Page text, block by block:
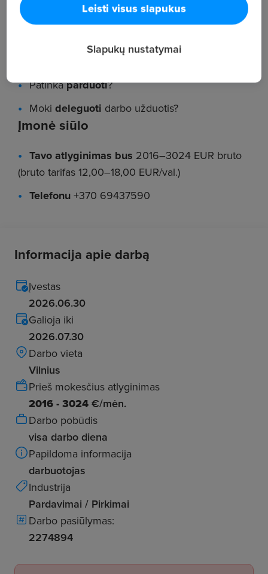
Organizuoti skyriaus darbą ir jam vadovauti
Reikalavimai
Patinkaparduoti?
Moki deleguoti darbo užduotis?
Įmonė siūlo
Tavo atlyginimas bus 2016–3024 EUR bruto
(bruto tarifas 12,00–18,00 EUR/val.)
Telefonu +370 69437590
Informacija apie darbą
Įvestas
2026.06.30
Galioja iki
2026.07.30
Darbo vieta
Vilnius
Prieš mokesčius atlyginimas
2016 - 3024 €/mėn.
Darbo pobūdis
visa darbo diena
Papildoma informacija
darbuotojas
Industrija
Pardavimai / Pirkimai
Darbo pasiūlymas:
2274894
Leisti visus slapukus
Slapukų nustatymai